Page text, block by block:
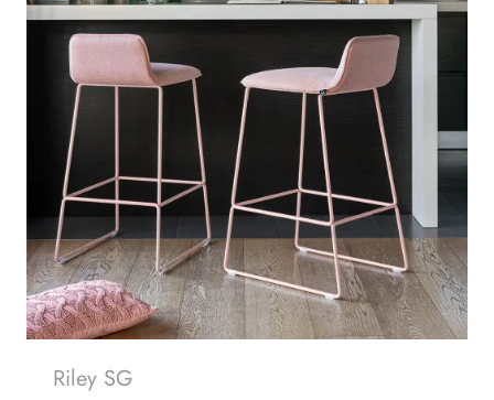
Riley SG